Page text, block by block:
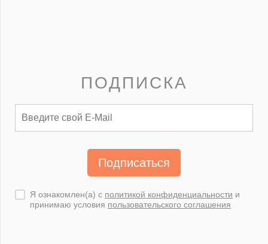
ПОДПИСКА
Подписаться
Я ознакомлен(а) с политикой конфиденциальности и
принимаю условия пользовательского соглашения